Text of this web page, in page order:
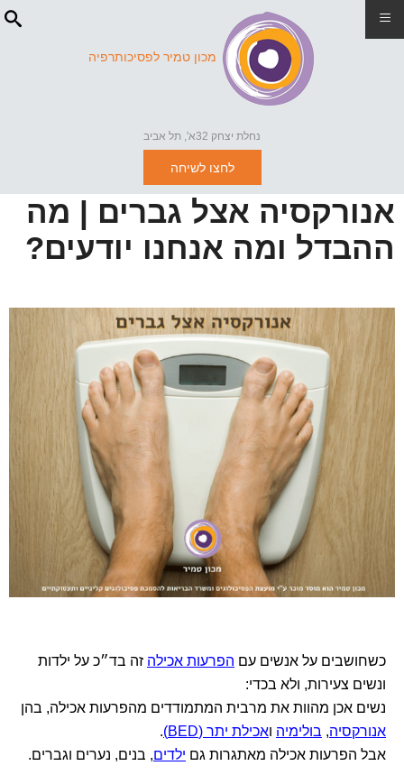
מכון טמיר לפסיכותרפיה
נחלת יצחק 32א', תל אביב
לחצו לשיחה
אנורקסיה אצל גברים | מה
ההבדל ומה אנחנו יודעים?
כשחושבים על אנשים עם הפרעות אכילה זה בד״כ על ילדות
ונשים צעירות, ולא בכדי:
נשים אכן מהוות את מרבית המתמודדים מהפרעות אכילה, בהן
אנורקסיה, בולימיה ואכילת יתר (BED)
.
אבל הפרעות אכילה מאתגרות גם ילדים, בנים, נערים וגברים.
≡